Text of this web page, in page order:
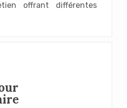
offrant différentes